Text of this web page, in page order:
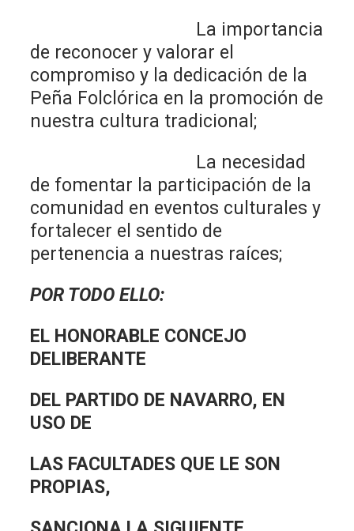
La importancia
de reconocer y valorar el
compromiso y la dedicación de la
Peña Folclórica en la promoción de
nuestra cultura tradicional;
La necesidad
de fomentar la participación de la
comunidad en eventos culturales y
fortalecer el sentido de
pertenencia a nuestras raíces;
POR TODO ELLO:
EL HONORABLE CONCEJO
DELIBERANTE
DEL PARTIDO DE NAVARRO, EN
USO DE
LAS FACULTADES QUE LE SON
PROPIAS,